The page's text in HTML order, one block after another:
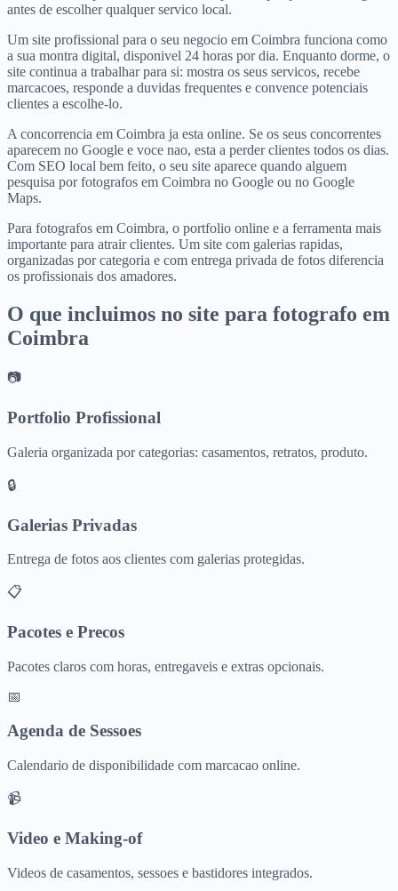
antes de escolher qualquer servico local.
Um site profissional para o seu negocio em Coimbra funciona como
a sua montra digital, disponivel 24 horas por dia. Enquanto dorme, o
site continua a trabalhar para si: mostra os seus servicos, recebe
marcacoes, responde a duvidas frequentes e convence potenciais
clientes a escolhe-lo.
A concorrencia em Coimbra ja esta online. Se os seus concorrentes
aparecem no Google e voce nao, esta a perder clientes todos os dias.
Com SEO local bem feito, o seu site aparece quando alguem
pesquisa por fotografos em Coimbra no Google ou no Google
Maps.
Para fotografos em Coimbra, o portfolio online e a ferramenta mais
importante para atrair clientes. Um site com galerias rapidas,
organizadas por categoria e com entrega privada de fotos diferencia
os profissionais dos amadores.
O que incluimos no site para fotografo em
Coimbra
📷
Portfolio Profissional
Galeria organizada por categorias: casamentos, retratos, produto.
🔒
Galerias Privadas
Entrega de fotos aos clientes com galerias protegidas.
📋
Pacotes e Precos
Pacotes claros com horas, entregaveis e extras opcionais.
📅
Agenda de Sessoes
Calendario de disponibilidade com marcacao online.
📹
Video e Making-of
Videos de casamentos, sessoes e bastidores integrados.